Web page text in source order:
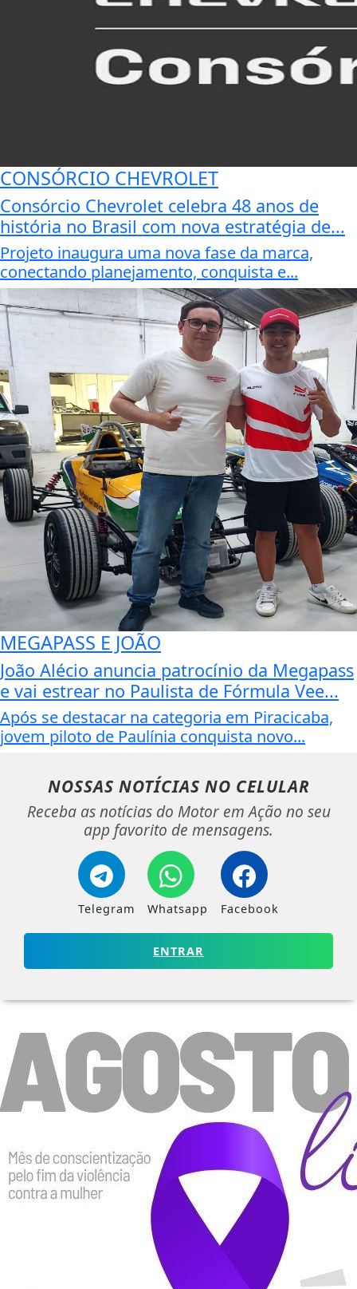
CONSÓRCIO CHEVROLET
Consórcio Chevrolet celebra 48 anos de
história no Brasil com nova estratégia de...
Projeto inaugura uma nova fase da marca,
conectando planejamento, conquista e...
MEGAPASS E JOÃO
João Alécio anuncia patrocínio da Megapass
e vai estrear no Paulista de Fórmula Vee...
Após se destacar na categoria em Piracicaba,
jovem piloto de Paulínia conquista novo...
NOSSAS NOTÍCIAS NO CELULAR
Receba as notícias do Motor em Ação no seu
app favorito de mensagens.
Telegram Whatsapp Facebook
ENTRAR